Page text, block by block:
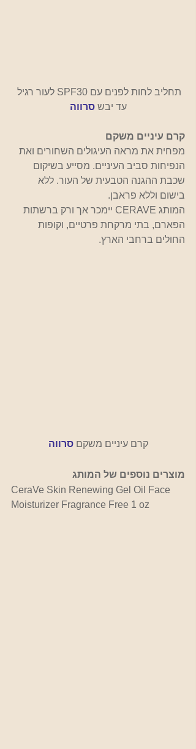
תחליב לחות לפנים עם SPF30 לעור רגיל
עד יבש סרווה
קרם עיניים משקם
מפחית את מראה העיגולים השחורים ואת
הנפיחות סביב העיניים. מסייע בשיקום
שכבת ההגנה הטבעית של העור. ללא
בישום וללא פראבן.
המותג CERAVE יימכר אך ורק ברשתות
הפארם, בתי מרקחת פרטיים, וקופות
החולים ברחבי הארץ.
קרם עיניים משקם סרווה
מוצרים נוספים של המותג
CeraVe Skin Renewing Gel Oil Face
Moisturizer Fragrance Free 1 oz